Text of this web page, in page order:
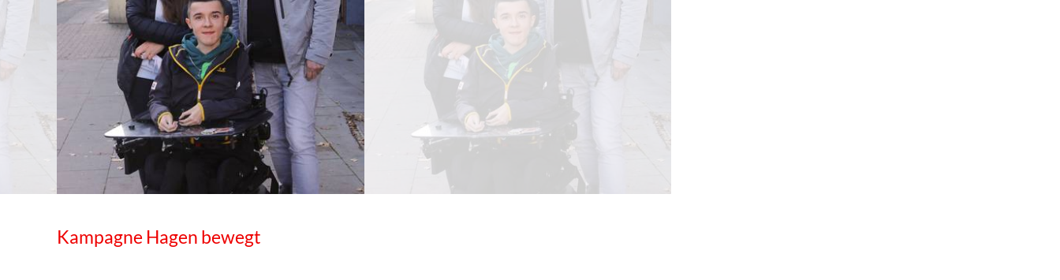
WISSENSWERTES IN ZAHLEN
Kampagne Hagen bewegt